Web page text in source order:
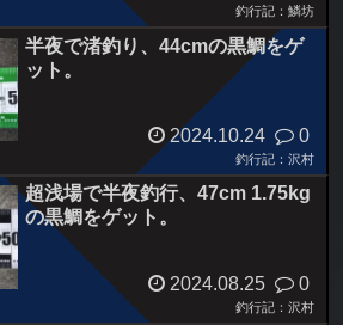
釣行記：鱗坊
半夜で渚釣り、44cmの黒鯛をゲ
ット。
2024.10.24 0
釣行記：沢村
超浅場で半夜釣行、47cm 1.75kg
の黒鯛をゲット。
2024.08.25 0
釣行記：沢村